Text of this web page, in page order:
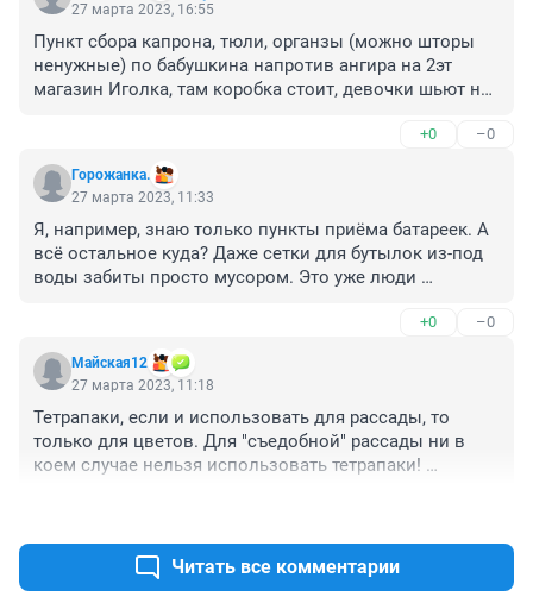
27 марта 2023, 16:55
Пункт сбора капрона, тюли, органзы (можно шторы
ненужные) по бабушкина напротив ангира на 2эт
магазин Иголка, там коробка стоит, девочки шьют на
+0 –0
Горожанка.
27 марта 2023, 11:33
Я, например, знаю только пункты приёма батареек. А
всё остальное куда? Даже сетки для бутылок из-под
воды забиты просто мусором. Это уже люди
Вот открыли завод по переработке пластика. А куда
нести, кому сдавать, какой пластик?
#чокасаемо этой якобы эко семьи, то,несмотря на
некоторую полезность, попахивает каким-то окс у
хозяйки.
И да, нет такого глагола "кушать", взрослые люди
едят.
+0 –0
Майская12
27 марта 2023, 11:18
Тетрапаки, если и использовать для рассады, то
только для цветов. Для "съедобной" рассады ни в
коем случае нельзя использовать тетрапаки!
вещества. Да и кормить курочек очистками от
овощей это то же самое, что варить свекольную
Читать все комментарии